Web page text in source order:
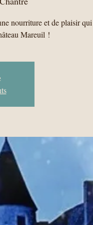
nourriture et de plaisir qui
Mareuil !